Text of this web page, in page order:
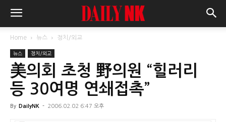
Home 뉴스 정치/외교
뉴스 정치/외교
美의회 초청 野의원 “힐러리
등 30여명 연쇄접촉”
By DailyNK - 2006.02.02 6:47 오후